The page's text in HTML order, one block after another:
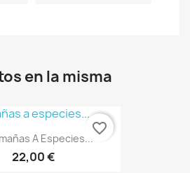
en la misma
A Especies...
22,00 €
favorite_border